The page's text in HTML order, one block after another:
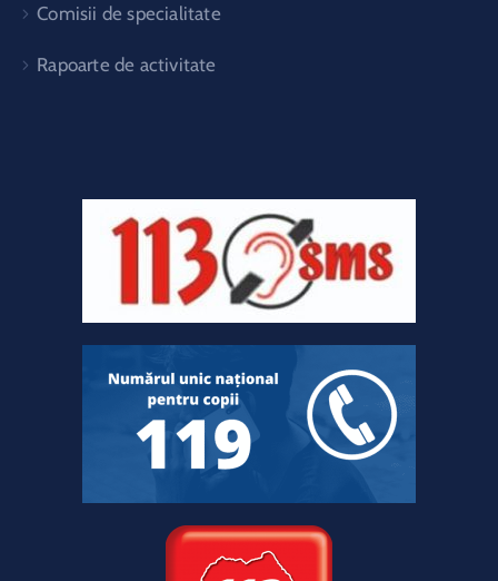
Comisii de specialitate
Rapoarte de activitate